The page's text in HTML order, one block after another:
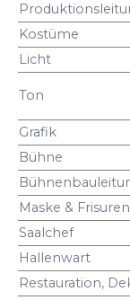
Kostüme
Licht
Ton
Grafik
Bühne
Maske & Frisuren
Saalchef
Hallenwart
Restauration,